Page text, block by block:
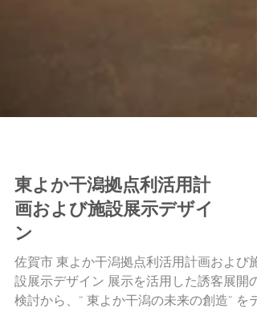
展示空間
東よか干潟拠点利活用計
ン
佐賀市 東よか干潟拠点利活用計画および施